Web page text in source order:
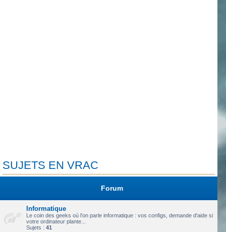
SUJETS EN VRAC
Forum
Informatique
Le coin des geeks où l'on parle informatique : vos configs, demande d'aide si
votre ordinateur plante...
Sujets : 41